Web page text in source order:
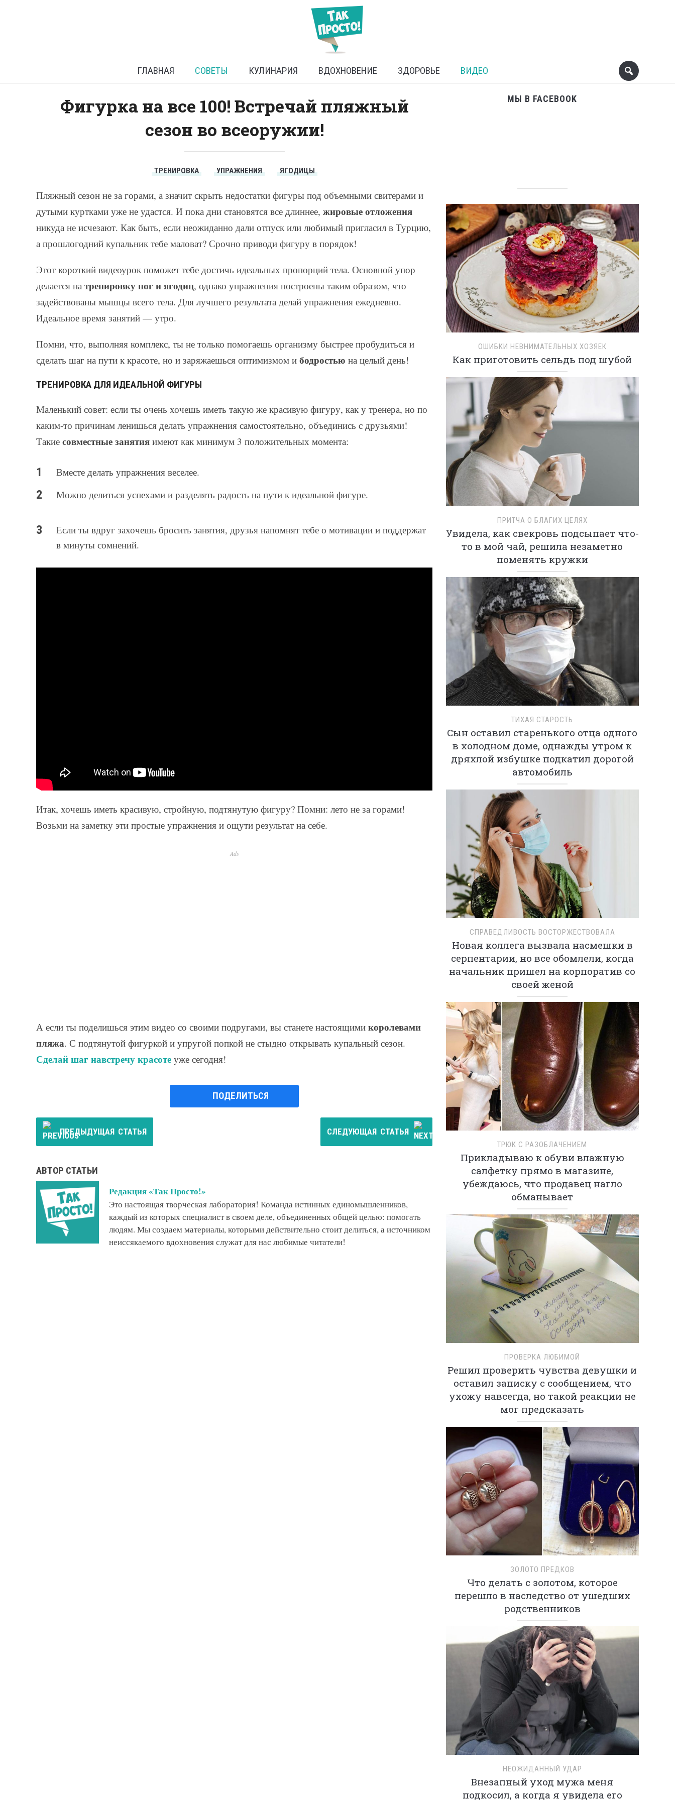
Как сделать попу красивой
ГЛАВНАЯ СОВЕТЫ КУЛИНАРИЯ ВДОХНОВЕНИЕ ЗДОРОВЬЕ ВИДЕО
Фигурка на все 100! Встречай пляжный
сезон во всеоружии!
ТРЕНИРОВКА УПРАЖНЕНИЯ ЯГОДИЦЫ
Пляжный сезон не за горами, а значит скрыть недостатки фигуры под объемными свитерами и
дутыми куртками уже не удастся. И пока дни становятся все длиннее, жировые отложения
никуда не исчезают. Как быть, если неожиданно дали отпуск или любимый пригласил в Турцию,
а прошлогодний купальник тебе маловат? Срочно приводи фигуру в порядок!
Этот короткий видеоурок поможет тебе достичь идеальных пропорций тела. Основной упор
делается на тренировку ног и ягодиц, однако упражнения построены таким образом, что
задействованы мышцы всего тела. Для лучшего результата делай упражнения ежедневно.
Идеальное время занятий — утро.
Помни, что, выполняя комплекс, ты не только помогаешь организму быстрее пробудиться и
сделать шаг на пути к красоте, но и заряжаешься оптимизмом и бодростью на целый день!
ТРЕНИРОВКА ДЛЯ ИДЕАЛЬНОЙ ФИГУРЫ
Маленький совет: если ты очень хочешь иметь такую же красивую фигуру, как у тренера, но по
каким-то причинам ленишься делать упражнения самостоятельно, объединись с друзьями!
Такие совместные занятия имеют как минимум 3 положительных момента:
Вместе делать упражнения веселее.
Можно делиться успехами и разделять радость на пути к идеальной фигуре.
Если ты вдруг захочешь бросить занятия, друзья напомнят тебе о мотивации и поддержат
в минуты сомнений.
Итак, хочешь иметь красивую, стройную, подтянутую фигуру? Помни: лето не за горами!
Возьми на заметку эти простые упражнения и ощути результат на себе.
Ads
А если ты поделишься этим видео со своими подругами, вы станете настоящими королевами
пляжа. С подтянутой фигуркой и упругой попкой не стыдно открывать купальный сезон.
Сделай шаг навстречу красоте уже сегодня!
ПОДЕЛИТЬСЯ
ПРЕДЫДУЩАЯ СТАТЬЯ СЛЕДУЮЩАЯ СТАТЬЯ
АВТОР СТАТЬИ
Редакция «Так Просто!»
Это настоящая творческая лаборатория! Команда истинных единомышленников,
каждый из которых специалист в своем деле, объединенных общей целью: помогать
людям. Мы создаем материалы, которыми действительно стоит делиться, а источником
неиссякаемого вдохновения служат для нас любимые читатели!
МЫ В FACEBOOK
ОШИБКИ НЕВНИМАТЕЛЬНЫХ ХОЗЯЕК
Как приготовить сельдь под шубой
ПРИТЧА О БЛАГИХ ЦЕЛЯХ
Увидела, как свекровь подсыпает что-
то в мой чай, решила незаметно
поменять кружки
ТИХАЯ СТАРОСТЬ
Сын оставил старенького отца одного
в холодном доме, однажды утром к
дряхлой избушке подкатил дорогой
автомобиль
СПРАВЕДЛИВОСТЬ ВОСТОРЖЕСТВОВАЛА
Новая коллега вызвала насмешки в
серпентарии, но все обомлели, когда
начальник пришел на корпоратив со
своей женой
ТРЮК С РАЗОБЛАЧЕНИЕМ
Прикладываю к обуви влажную
салфетку прямо в магазине,
убеждаюсь, что продавец нагло
обманывает
ПРОВЕРКА ЛЮБИМОЙ
Решил проверить чувства девушки и
оставил записку с сообщением, что
ухожу навсегда, но такой реакции не
мог предсказать
ЗОЛОТО ПРЕДКОВ
Что делать с золотом, которое
перешло в наследство от ушедших
родственников
НЕОЖИДАННЫЙ УДАР
Внезапный уход мужа меня
подкосил, а когда я увидела его